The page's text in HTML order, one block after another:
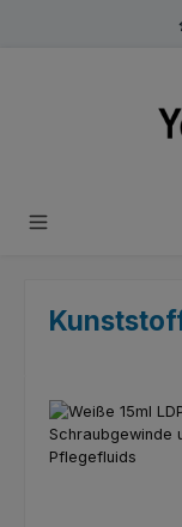
Zum Hauptinhalt